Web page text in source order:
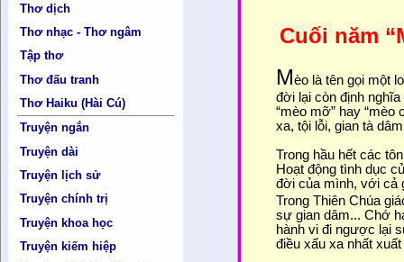
Thơ dịch
Thơ nhạc - Thơ ngâm
Tập thơ
Thơ đấu tranh
Thơ Haiku (Hài Cú)
Truyện ngắn
Truyện dài
Truyện lịch sử
Truyện chính trị
Truyện khoa học
Truyện kiếm hiệp
Cuối năm
Mèo là tên gọi một
đời lại còn định nghĩa
“mèo mỡ” hay “mèo
xa, tội lỗi, gian tà
Trong hầu hết các
Hoạt động tình dục
đời của mình, với cả
Trong Thiên Chúa
sự gian dâm... Chớ
hành vi đi ngược lại
điều xấu xa nhất